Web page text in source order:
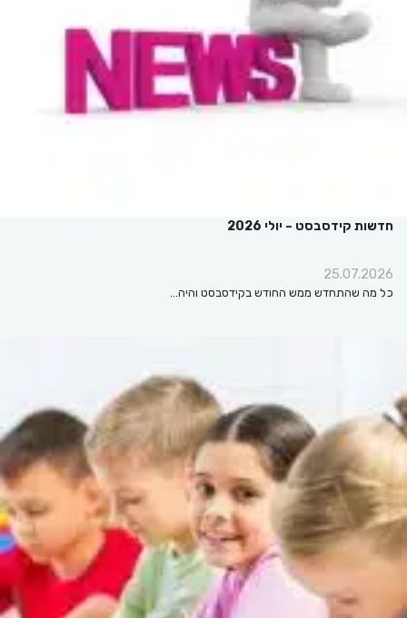
חדשות קידסבסט – יולי 2026
25.07.2026
כל מה שהתחדש ממש החודש בקידסבסט והיה…